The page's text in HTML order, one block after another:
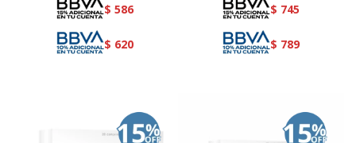
$ 586
$ 620
$ 745
$ 789